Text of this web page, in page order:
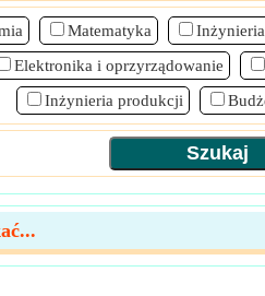
Matematyka
Elektronika i oprzyrządowanie
Inżynieria produkcji